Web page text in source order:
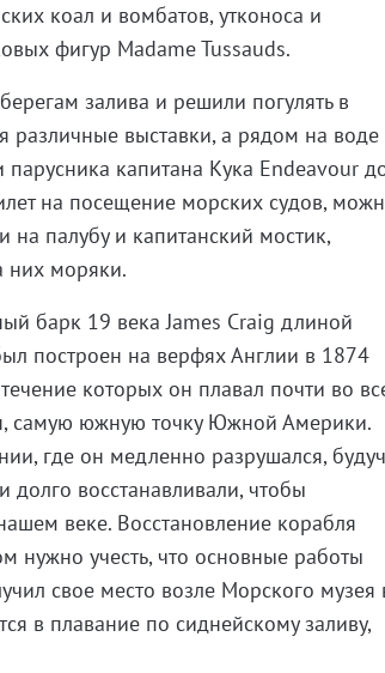
коал и вомбатов, утконоса и
фигур Madame Tussauds.
залива и решили погулять в
различные выставки, а рядом на воде
капитана Кука Endeavour
на посещение морских судов,
на палубу и капитанский мостик,
них моряки.
барк 19 века James Craig длиной
построен на верфях Англии в 1874
которых он плавал почти во
самую южную точку Южной Америки.
где он медленно разрушался,
восстанавливали, чтобы
веке. Восстановление корабля
нужно учесть, что основные работы
свое место возле Морского музея
в плавание по сиднейскому заливу,